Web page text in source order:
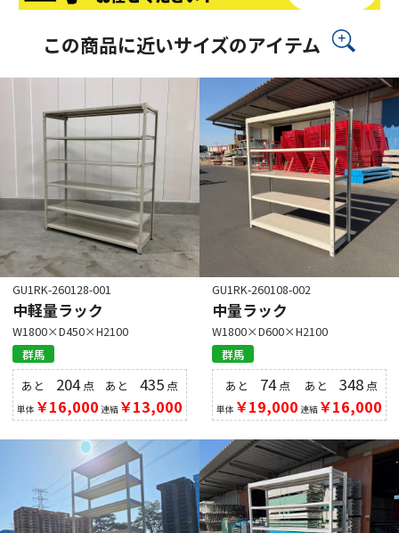
この商品に近いサイズのアイテム
GU1RK-260128-001
中軽量ラック
W1800×D450×H2100
群馬
あと 204点
単体 ￥16,000
あと 435点
連結￥13,000
GU1RK-260108-002
中量ラック
W1800×D600×H2100
群馬
あと 74点
単体 ￥19,000
あと 348点
連結￥16,000